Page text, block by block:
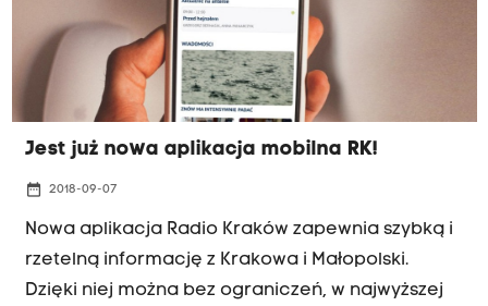
Jest już nowa aplikacja mobilna RK!
date_range 2018-09-07
Nowa aplikacja Radio Kraków zapewnia szybką i
rzetelną informację z Krakowa i Małopolski.
Dzięki niej można bez ograniczeń, w najwyższej